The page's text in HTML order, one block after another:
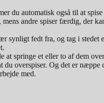
du automatisk også til at
andre spiser færdig, der
synligt fedt fra, og tag i stedet
at springe et eller to af dem
overspiser. Og det er næppe
med.